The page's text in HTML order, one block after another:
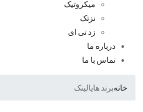
میکروتیک
نزتک
زد تی ای
درباره ما
تماس با ما
خانهبرند هایالینک